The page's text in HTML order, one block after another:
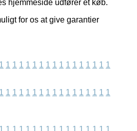
hjemmeside udfører et køb.
for os at give garantier
1 1 1 1 1 1 1 1 1 1 1 1 1 1 1 1 1
1 1 1 1 1 1 1 1 1 1 1 1 1 1 1 1 1